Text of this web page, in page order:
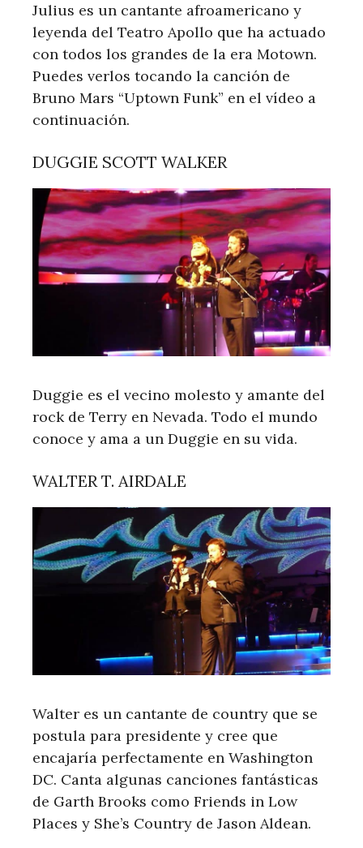
Julius es un cantante afroamericano y
leyenda del Teatro Apollo que ha actuado
con todos los grandes de la era Motown.
Puedes verlos tocando la canción de
Bruno Mars “Uptown Funk” en el vídeo a
continuación.
DUGGIE SCOTT WALKER
Duggie es el vecino molesto y amante del
rock de Terry en Nevada. Todo el mundo
conoce y ama a un Duggie en su vida.
WALTER T. AIRDALE
Walter es un cantante de country que se
postula para presidente y cree que
encajaría perfectamente en Washington
DC. Canta algunas canciones fantásticas
de Garth Brooks como Friends in Low
Places y She’s Country de Jason Aldean.